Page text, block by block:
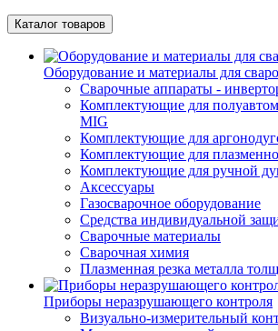
Каталог товаров
Оборудование и материалы для
Сварочные аппараты -
Комплектующие для
MIG
Комплектующие для
Комплектующие для
Комплектующие для ручной
Аксессуары
Газосварочное оборудование
Средства индивидуальной
Сварочные материалы
Сварочная химия
Плазменная резка металла
Приборы неразрушающего контроля
Визуально-измерительный